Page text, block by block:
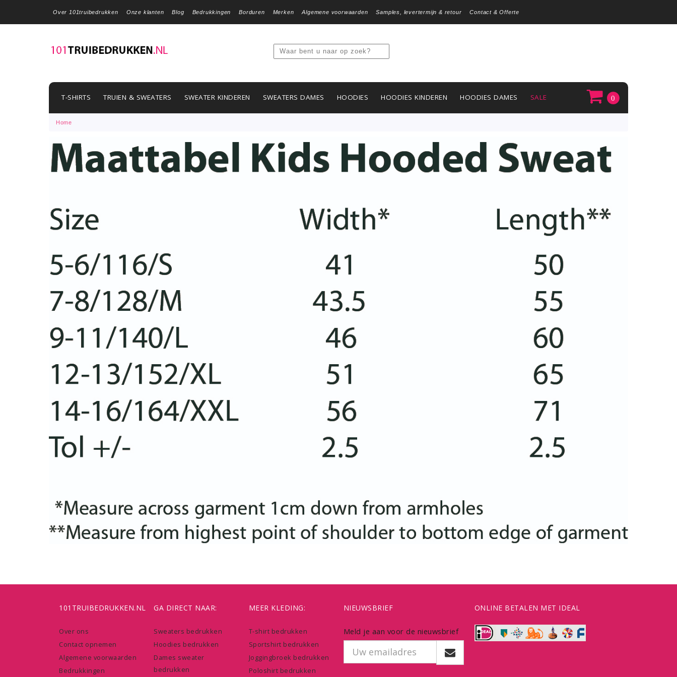
Over 101truibedrukken Onze klanten Blog Bedrukkingen Borduren Merken Algemene voorwaarden Samples, levertermijn & retour Contact & Offerte
T-SHIRTS TRUIEN & SWEATERS SWEATER KINDEREN SWEATERS DAMES HOODIES HOODIES KINDEREN HOODIES DAMES SALE 0
Home
101TRUIBEDRUKKEN.NL
Over ons
Contact opnemen
Algemene voorwaarden
Bedrukkingen
GA DIRECT NAAR:
Sweaters bedrukken
Hoodies bedrukken
Dames sweater
bedrukken
MEER KLEDING:
T-shirt bedrukken
Sportshirt bedrukken
Joggingbroek bedrukken
Poloshirt bedrukken
NIEUWSBRIEF
Meld je aan voor de nieuwsbrief
ONLINE BETALEN MET IDEAL